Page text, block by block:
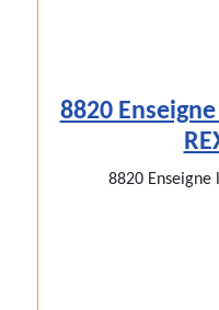
8820
8820 Enseigne